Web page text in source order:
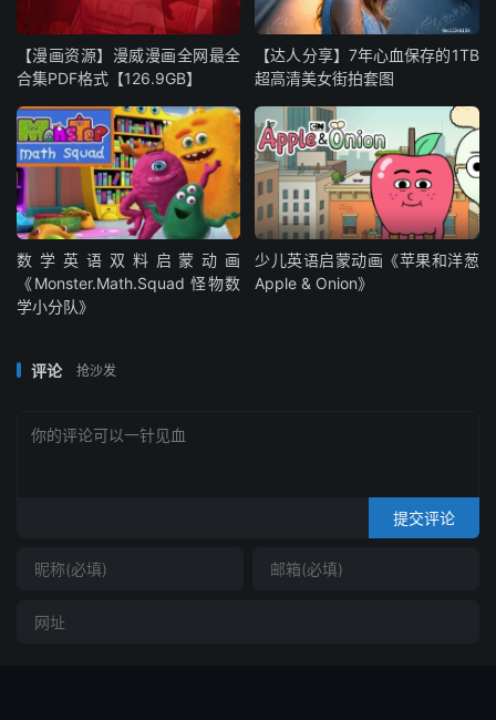
【漫画资源】漫威漫画全网最全
合集PDF格式【126.9GB】
【达人分享】7年心血保存的1TB
超高清美女街拍套图
数学英语双料启蒙动画
《Monster.Math.Squad 怪物数
学小分队》
少儿英语启蒙动画《苹果和洋葱
Apple & Onion》
评论 抢沙发
提交评论